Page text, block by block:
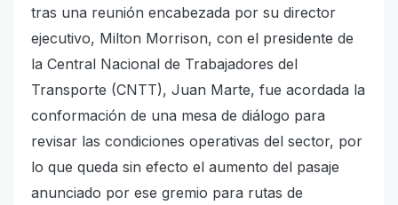
tras una reunión encabezada por su director
ejecutivo, Milton Morrison, con el presidente de
la Central Nacional de Trabajadores del
Transporte (CNTT), Juan Marte, fue acordada la
conformación de una mesa de diálogo para
revisar las condiciones operativas del sector, por
lo que queda sin efecto el aumento del pasaje
anunciado por ese gremio para rutas de